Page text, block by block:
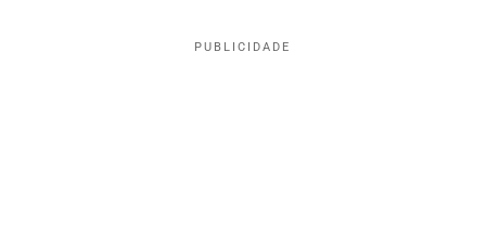
PUBLICIDADE